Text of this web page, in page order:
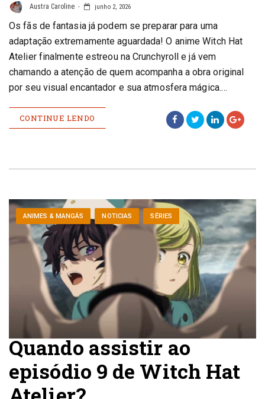
Austra Caroline junho 2, 2026
Os fãs de fantasia já podem se preparar para uma
adaptação extremamente aguardada! O anime Witch Hat
Atelier finalmente estreou na Crunchyroll e já vem
chamando a atenção de quem acompanha a obra original
por seu visual encantador e sua atmosfera mágica.…
CONTINUE LENDO
ANIMES & MANGÁS NOTICIAS SÉRIES
Quando assistir ao
episódio 9 de Witch Hat